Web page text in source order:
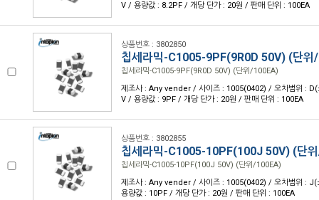
V / 용량값 : 8.2PF / 개당 단가 : 20원 / 판매 단위 : 100EA
상품번호 : 3802850
칩세라믹-C1005-9PF(9R0D 50V) (단위
칩세라믹-C1005-9PF(9R0D 50V) (단위/100EA)
제조사 : Any vender / 사이즈 : 1005(0402) / 오차범위 :
V / 용량값 : 9PF / 개당 단가 : 20원 / 판매 단위 : 100EA
상품번호 : 3802855
칩세라믹-C1005-10PF(100J 50V) (단
칩세라믹-C1005-10PF(100J 50V) (단위/100EA)
제조사 : Any vender / 사이즈 : 1005(0402) / 오차범위 :
용량값 : 10PF / 개당 단가 : 20원 / 판매 단위 : 100EA